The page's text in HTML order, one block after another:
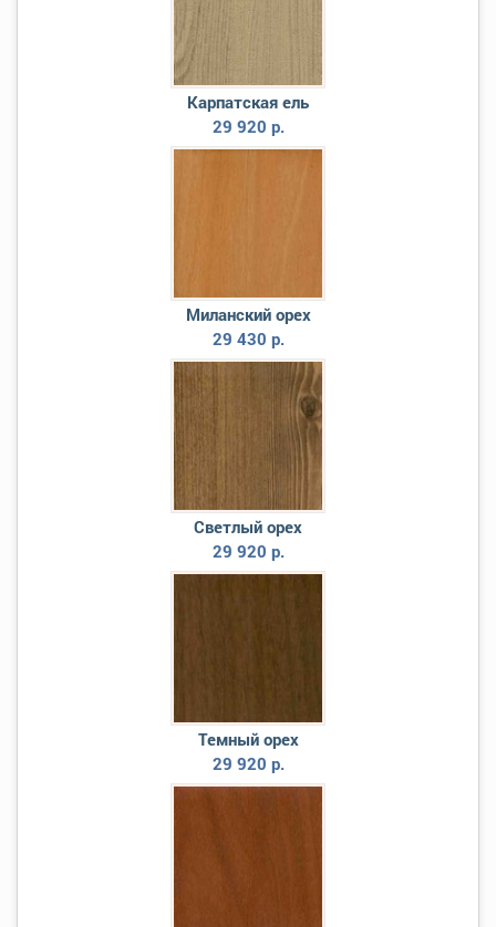
Карпатская ель
29 920 р.
Миланский орех
29 430 р.
Светлый орех
29 920 р.
Темный орех
29 920 р.